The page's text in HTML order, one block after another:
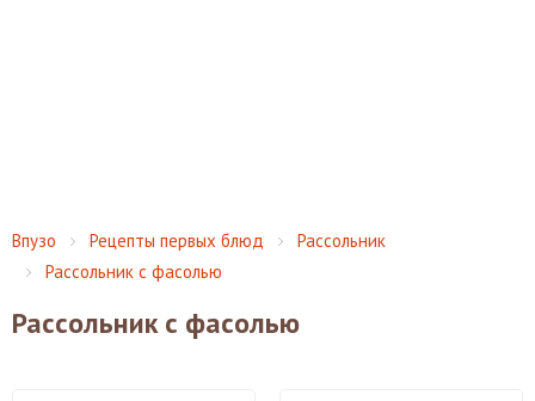
Впузо Рецепты первых блюд
Рассольник
Рассольник с фасолью
Рассольник с фасолью